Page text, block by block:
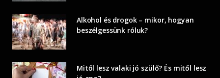
Alkohol és drogok – mikor, hogyan
beszélgessünk róluk?
Mitől lesz valaki jó szülő? És mitől lesz